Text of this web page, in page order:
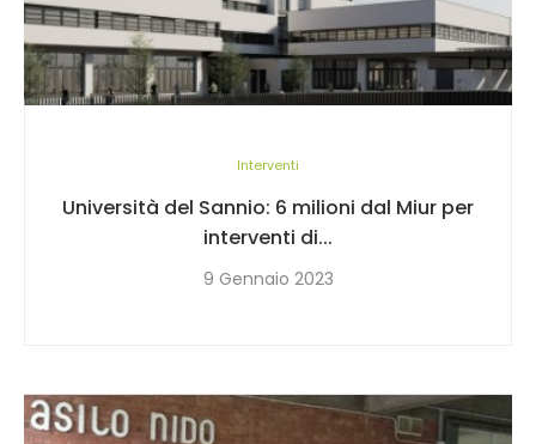
Interventi
Università del Sannio: 6 milioni dal Miur per
interventi di...
9 Gennaio 2023